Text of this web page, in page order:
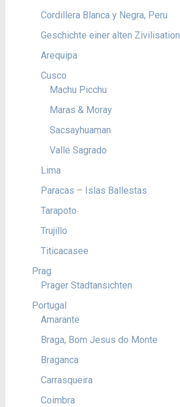
Cordillera Blanca y Negra, Peru
Geschichte einer alten Zivilisation
Arequipa
Cusco
Machu Picchu
Maras & Moray
Sacsayhuaman
Valle Sagrado
Lima
Paracas – Islas Ballestas
Tarapoto
Trujillo
Titicacasee
Prag
Prager Stadtansichten
Portugal
Amarante
Braga, Bom Jesus do Monte
Braganca
Carrasqueira
Coimbra